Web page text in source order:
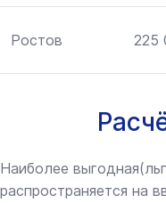
Ростов 225
Наиболее
распространяется на